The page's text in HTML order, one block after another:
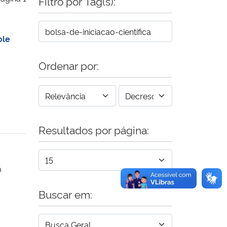
Ordenar por:
Resultados por página:
Buscar em: